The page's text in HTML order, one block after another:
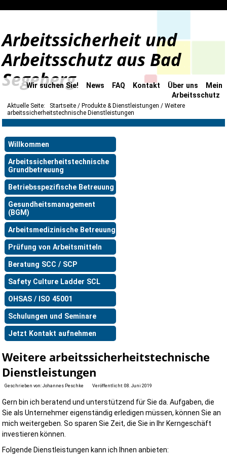
Arbeitssicherheit und
Arbeitsschutz aus Bad
Segeberg
Wir suchen Sie! News FAQ Kontakt Über uns
Mein
Arbeitsschutz
Aktuelle Seite: Startseite Produkte & Dienstleistungen
Weitere
arbeitssicherheitstechnische Dienstleistungen
Willkommen
Arbeitssicherheitstechnische
Grundbetreuung
Betriebsspezifische Betreuung
Gesundheitsmanagement
(BGM)
Arbeitsmedizinische Betreuung
Prüfung von Arbeitsmitteln
Beratung SCC / SCP
Safety Culture Ladder SCL
OHSAS / ISO 45001
Schulungen und Seminare
Jetzt Kontakt aufnehmen
Weitere arbeitssicherheitstechnische
Dienstleistungen
Geschrieben von:Johannes Peschke Veröffentlicht: 08. Juni 2019
Gern bin ich beratend und unterstützend für Sie da. Aufgaben, die
Sie als Unternehmer eigenständig erledigen müssen, können Sie an
mich weitergeben. So sparen Sie Zeit, die Sie in Ihr Kerngeschäft
investieren können.
Folgende Dienstleistungen kann ich Ihnen anbieten: